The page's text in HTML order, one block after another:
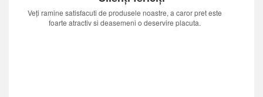
Veți ramine satisfacuti de produsele noastre, a caror pret este
foarte atractiv si deasemeni o deservire placuta.